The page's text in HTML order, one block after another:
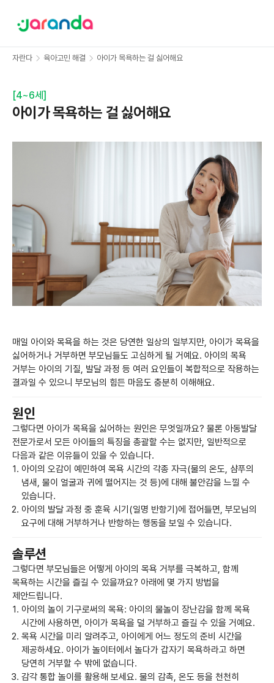
자란다 육아고민 해결 아이가 목욕하는 걸 싫어해요
[4~6세 ]
아이가 목욕하는 걸 싫어해요
매일 아이와 목욕을 하는 것은 당연한 일상의 일부지만, 아이가 목욕을
싫어하거나 거부하면 부모님들도 고심하게 될 거예요. 아이의 목욕
거부는 아이의 기질, 발달 과정 등 여러 요인들이 복합적으로 작용하는
결과일 수 있으니 부모님의 힘든 마음도 충분히 이해해요.
원인
그렇다면 아이가 목욕을 싫어하는 원인은 무엇일까요? 물론 아동발달
전문가로서 모든 아이들의 특징을 총괄할 수는 없지만, 일반적으로
다음과 같은 이유들이 있을 수 있습니다.
아이의 오감이 예민하여 목욕 시간의 각종 자극(물의 온도, 샴푸의
냄새, 물이 얼굴과 귀에 떨어지는 것 등)에 대해 불안감을 느낄 수
있습니다.
아이의 발달 과정 중 훈육 시기(일명 반항기)에 접어들면, 부모님의
요구에 대해 거부하거나 반항하는 행동을 보일 수 있습니다.
솔루션
그렇다면 부모님들은 어떻게 아이의 목욕 거부를 극복하고, 함께
목욕하는 시간을 즐길 수 있을까요? 아래에 몇 가지 방법을
제안드립니다.
아이의 놀이 기구로써의 목욕: 아이의 물놀이 장난감을 함께 목욕
시간에 사용하면, 아이가 목욕을 덜 거부하고 즐길 수 있을 거예요.
목욕 시간을 미리 알려주고, 아이에게 어느 정도의 준비 시간을
제공하세요. 아이가 놀이터에서 놀다가 갑자기 목욕하라고 하면
당연히 거부할 수 밖에 없습니다.
감각 통합 놀이를 활용해 보세요. 물의 감촉, 온도 등을 천천히